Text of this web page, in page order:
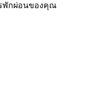
พักผ่อนของคุณ